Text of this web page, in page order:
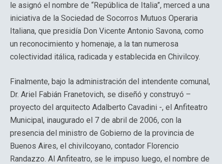
le asignó el nombre de “República de Italia”, merced a una
iniciativa de la Sociedad de Socorros Mutuos Operaria
Italiana, que presidía Don Vicente Antonio Savona, como
un reconocimiento y homenaje, a la tan numerosa
colectividad itálica, radicada y establecida en Chivilcoy.
Finalmente, bajo la administración del intendente comunal,
Dr. Ariel Fabián Franetovich, se diseñó y construyó –
proyecto del arquitecto Adalberto Cavadini -, el Anfiteatro
Municipal, inaugurado el 7 de abril de 2006, con la
presencia del ministro de Gobierno de la provincia de
Buenos Aires, el chivilcoyano, contador Florencio
Randazzo. Al Anfiteatro, se le impuso luego, el nombre de